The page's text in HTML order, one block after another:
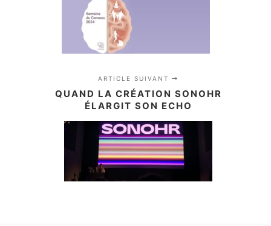
ARTICLE SUIVANT
QUAND LA CRÉATION SONOHR
ÉLARGIT SON ECHO